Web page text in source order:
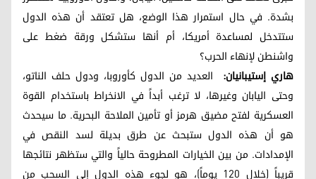
بشدة. في حال استمرار هذا الوضع، هل تعتقد أن هذه الدول
ستتدخل لمساعدة أمريكا، أم أنها ستشكل ورقة ضغط على
واشنطن لإنهاء الحرب؟
هاري إستيبانيان: العديد من الدول كأوروبا، ودول حلف الناتو،
وحتى اليابان وغيرها، لا ترغب أبداً في الانخراط باستخدام القوة
العسكرية لفتح مضيق هرمز أو تأمين الملاحة البحرية. ما سيحدث
هو أن هذه الدول ستبحث عن طرق بديلة لسد النقص في
الإمدادات. من بين الخيارات المطروحة حالياً والتي ستظهر نتائجها
قريباً (خلال 120 يوماً)، هو لجوء هذه الدول إلى السحب من